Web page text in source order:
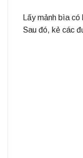
Lấy mảnh bìa
Sau đó, kẻ các